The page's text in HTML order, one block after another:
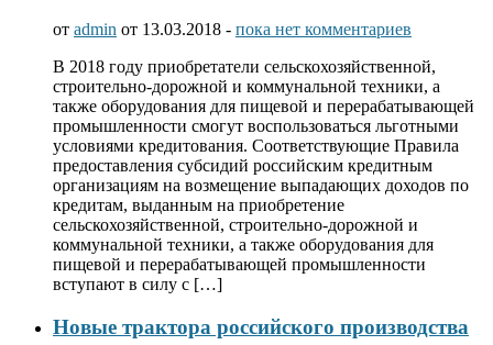
от admin от 13.03.2018 - пока нет комментариев
В 2018 году приобретатели сельскохозяйственной,
строительно-дорожной и коммунальной техники, а
также оборудования для пищевой и перерабатывающей
промышленности смогут воспользоваться льготными
условиями кредитования. Соответствующие Правила
предоставления субсидий российским кредитным
организациям на возмещение выпадающих доходов по
кредитам, выданным на приобретение
сельскохозяйственной, строительно-дорожной и
коммунальной техники, а также оборудования для
пищевой и перерабатывающей промышленности
вступают в силу с […]
Новые трактора российского производства